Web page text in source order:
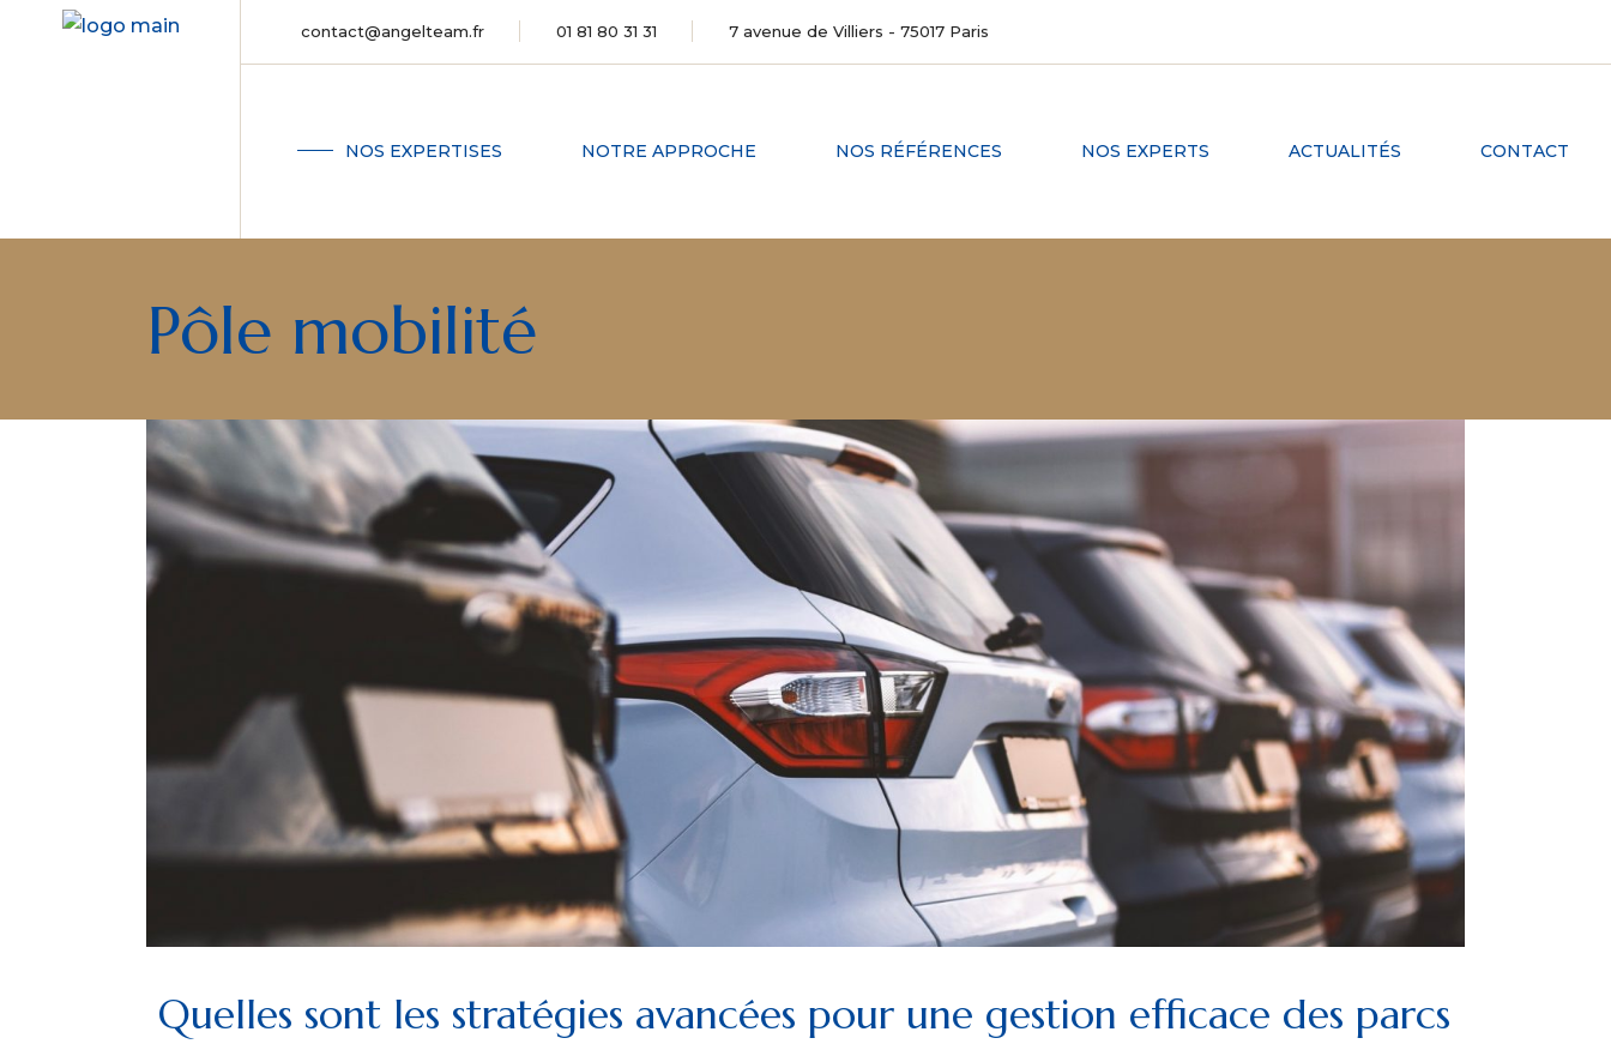
contact@angelteam.fr 01 81 80 31 31 7 avenue de Villiers - 75017 Paris
NOS EXPERTISES
PÔLE FINANCE ET
TRÉSORERIE
PÔLE MOBILITÉ
PÔLE PROFIT RECOVERY
ET ACHATS
PÔLE CROISSANCE
EXTERNE ET MARCHÉS
PUBLICS
NOTRE APPROCHE NOS RÉFÉRENCES NOS EXPERTS ACTUALITÉS CONTACT
Pôle mobilité
Quelles sont les stratégies avancées pour une gestion efficace des parcs